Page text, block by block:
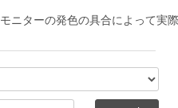
モニターの発色の具合によって実